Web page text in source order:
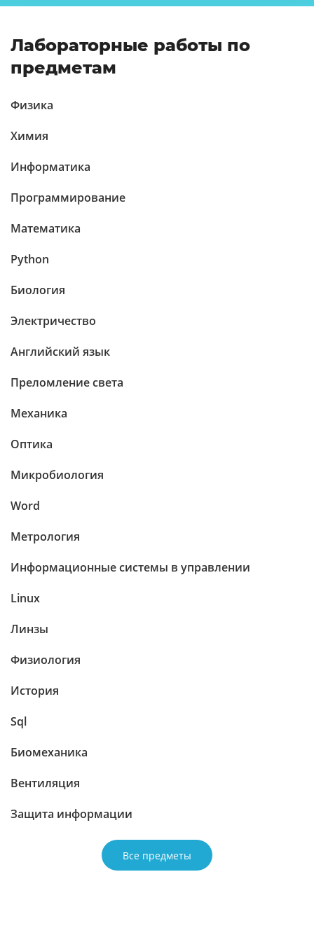
Лабораторные работы по
предметам
Физика
Химия
Информатика
Программирование
Математика
Python
Биология
Электричество
Английский язык
Преломление света
Механика
Оптика
Микробиология
Word
Метрология
Информационные системы в управлении
Linux
Линзы
Физиология
История
Sql
Биомеханика
Вентиляция
Защита информации
Все предметы